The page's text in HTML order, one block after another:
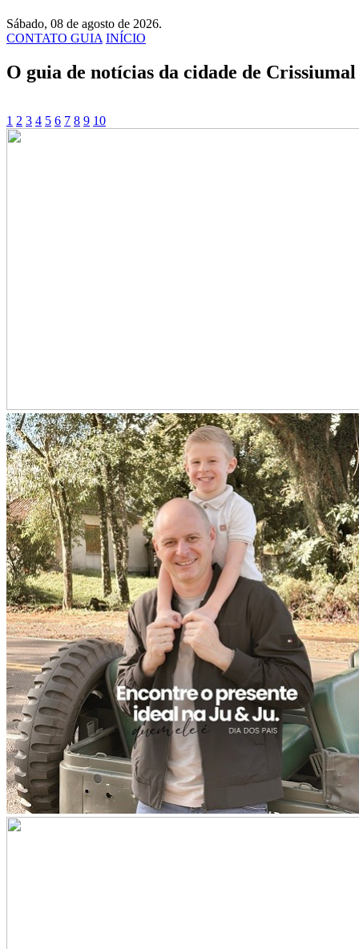
Sábado, 08 de agosto de 2026.
CONTATO GUIA INÍCIO
O guia de notícias da cidade de Crissiumal
1 2 3 4 5 6 7 8 9 10